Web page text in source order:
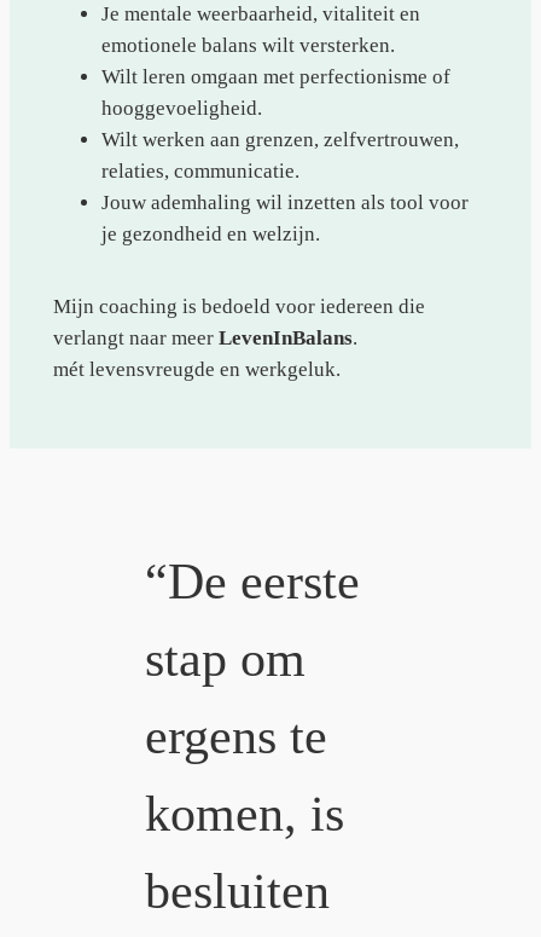
Je mentale weerbaarheid, vitaliteit en
emotionele balans wilt versterken.
Wilt leren omgaan met perfectionisme of
hooggevoeligheid.
Wilt werken aan grenzen, zelfvertrouwen,
relaties, communicatie.
Jouw ademhaling wil inzetten als tool voor
je gezondheid en welzijn.
Mijn coaching is bedoeld voor iedereen die
verlangt naar meer LevenInBalans.
mét levensvreugde en werkgeluk.
“De eerste
stap om
ergens te
komen, is
besluiten